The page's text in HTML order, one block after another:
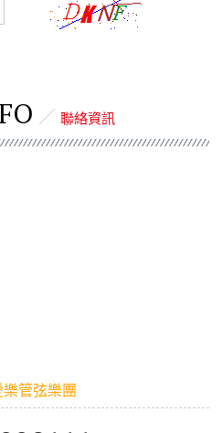
聯絡資訊
管弦樂團